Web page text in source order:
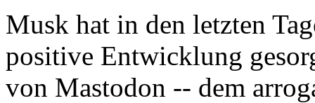
Musk hat in den letzten
positive Entwicklung
von Mastodon -- dem